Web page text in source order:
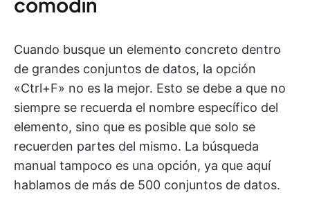
Cuando busque un elemento concreto dentro
de grandes conjuntos de datos, la opción
«Ctrl+F» no es la mejor. Esto se debe a que no
siempre se recuerda el nombre específico del
elemento, sino que es posible que solo se
recuerden partes del mismo. La búsqueda
manual tampoco es una opción, ya que aquí
hablamos de más de 500 conjuntos de datos.